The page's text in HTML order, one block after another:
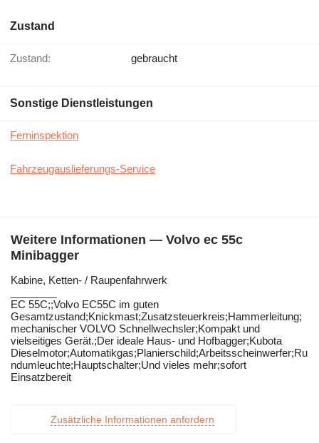
Zustand
Zustand: gebraucht
Sonstige Dienstleistungen
Ferninspektion
Fahrzeugauslieferungs-Service
Weitere Informationen — Volvo ec 55c
Minibagger
Kabine, ​​​​​​​​​‌‌​​​​‌​​​​​​​​​‌‌‌​‌​‌​​​​​​​​​‌‌‌​‌​​​​​​​​​​​‌‌​‌‌‌‌​​​​​​​​​‌‌​‌‌​​​​​​​​​​​‌‌​‌​​‌​​​​​​​​​‌‌​‌‌‌​​​​​​​​​​‌‌​​‌​‌Ketten- / Raupenfahrwerk
EC 55C;;Volvo EC55C im guten
Gesamtzustand;Knickmast;Zusatzsteuerkreis;Hammerleitung;
mechanischer VOLVO Schnellwechsler;Kompakt und
vielseitiges Gerät.;Der ideale Haus- und Hofbagger;Kubota
Dieselmotor;Automatikgas;Planierschild;Arbeitsscheinwerfer;Ru
ndumleuchte;Hauptschalter;Und vieles mehr;sofort
Einsatzbereit
Zusätzliche Informationen anfordern